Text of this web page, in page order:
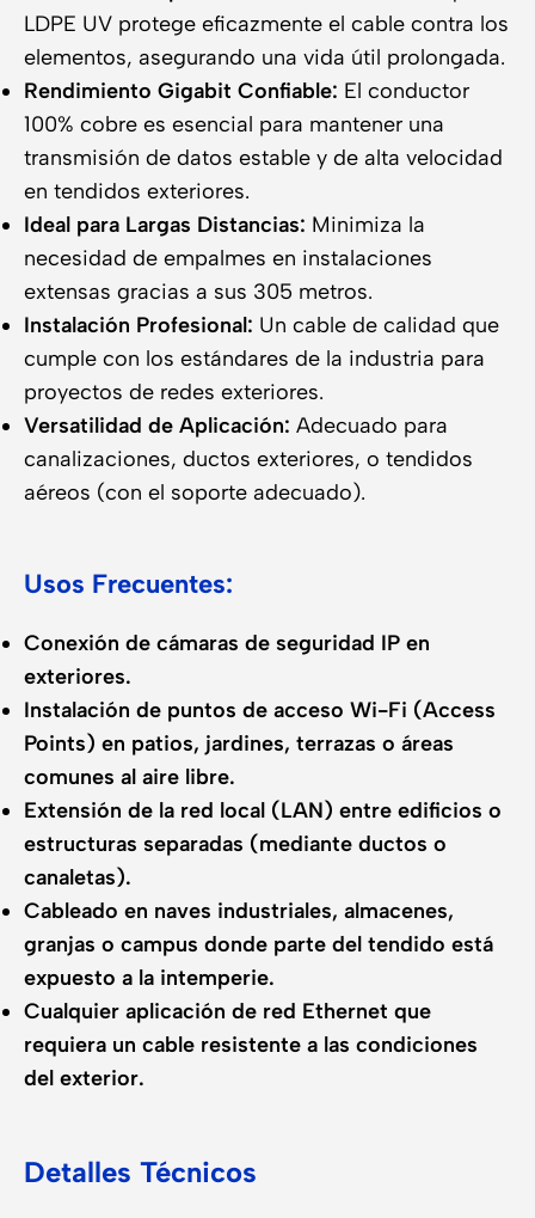
LDPE UV protege eficazmente el cable contra los
elementos, asegurando una vida útil prolongada.
Rendimiento Gigabit Confiable: El conductor
100% cobre es esencial para mantener una
transmisión de datos estable y de alta velocidad
en tendidos exteriores.
Ideal para Largas Distancias: Minimiza la
necesidad de empalmes en instalaciones
extensas gracias a sus 305 metros.
Instalación Profesional: Un cable de calidad que
cumple con los estándares de la industria para
proyectos de redes exteriores.
Versatilidad de Aplicación: Adecuado para
canalizaciones, ductos exteriores, o tendidos
aéreos (con el soporte adecuado).
Usos Frecuentes:
Conexión de cámaras de seguridad IP en
exteriores.
Instalación de puntos de acceso Wi-Fi (Access
Points) en patios, jardines, terrazas o áreas
comunes al aire libre.
Extensión de la red local (LAN) entre edificios o
estructuras separadas (mediante ductos o
canaletas).
Cableado en naves industriales, almacenes,
granjas o campus donde parte del tendido está
expuesto a la intemperie.
Cualquier aplicación de red Ethernet que
requiera un cable resistente a las condiciones
del exterior.
Detalles Técnicos